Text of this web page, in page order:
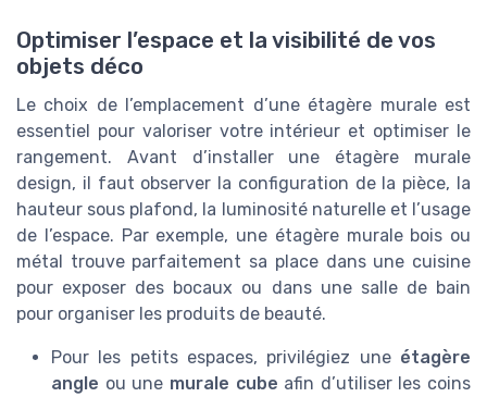
Optimiser l’espace et la visibilité de vos
objets déco
Le choix de l’emplacement d’une étagère murale est
essentiel pour valoriser votre intérieur et optimiser le
rangement. Avant d’installer une étagère murale
design, il faut observer la configuration de la pièce, la
hauteur sous plafond, la luminosité naturelle et l’usage
de l’espace. Par exemple, une étagère murale bois ou
métal trouve parfaitement sa place dans une cuisine
pour exposer des bocaux ou dans une salle de bain
pour organiser les produits de beauté.
Pour les petits espaces, privilégiez une étagère
angle ou une murale cube afin d’utiliser les coins